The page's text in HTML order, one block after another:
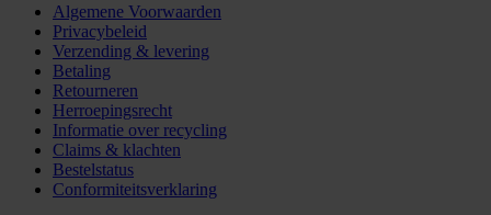
Algemene Voorwaarden
Privacybeleid
Verzending & levering
Betaling
Retourneren
Herroepingsrecht
Informatie over recycling
Claims & klachten
Bestelstatus
Conformiteitsverklaring